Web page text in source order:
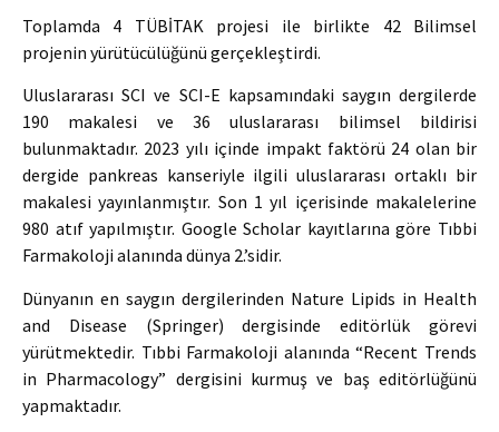
Toplamda 4 TÜBİTAK projesi ile birlikte 42 Bilimsel
projenin yürütücülüğünü gerçekleştirdi.
Uluslararası SCI ve SCI-E kapsamındaki saygın dergilerde
190 makalesi ve 36 uluslararası bilimsel bildirisi
bulunmaktadır. 2023 yılı içinde impakt faktörü 24 olan bir
dergide pankreas kanseriyle ilgili uluslararası ortaklı bir
makalesi yayınlanmıştır. Son 1 yıl içerisinde makalelerine
980 atıf yapılmıştır. Google Scholar kayıtlarına göre Tıbbi
Farmakoloji alanında dünya 2.’sidir.
Dünyanın en saygın dergilerinden Nature Lipids in Health
and Disease (Springer) dergisinde editörlük görevi
yürütmektedir. Tıbbi Farmakoloji alanında “Recent Trends
in Pharmacology” dergisini kurmuş ve baş editörlüğünü
yapmaktadır.